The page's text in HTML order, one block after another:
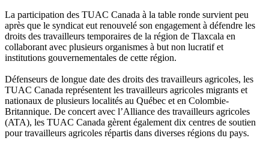
La participation des TUAC Canada à la table ronde survient peu
après que le syndicat eut renouvelé son engagement à défendre les
droits des travailleurs temporaires de la région de Tlaxcala en
collaborant avec plusieurs organismes à but non lucratif et
institutions gouvernementales de cette région.
Défenseurs de longue date des droits des travailleurs agricoles, les
TUAC Canada représentent les travailleurs agricoles migrants et
nationaux de plusieurs localités au Québec et en Colombie-
Britannique. De concert avec l’Alliance des travailleurs agricoles
(ATA), les TUAC Canada gèrent également dix centres de soutien
pour travailleurs agricoles répartis dans diverses régions du pays.